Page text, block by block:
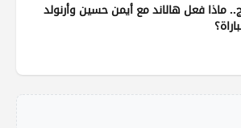
ماذا فعل هالاند مع أيمن حسين وأرنولد